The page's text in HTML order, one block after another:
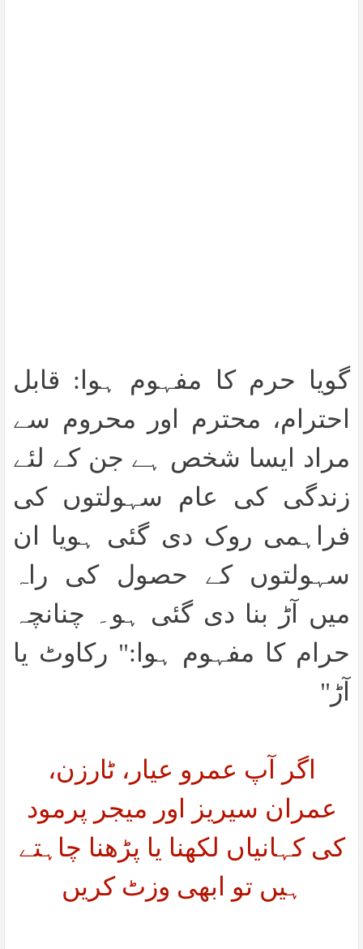
گویا حرم کا مفہوم ہوا: قابل
احترام، محترم اور محروم سے
مراد ایسا شخص ہے جن کے لئے
زندگی کی عام سہولتوں کی
فراہمی روک دی گئی ہویا ان
سہولتوں کے حصول کی راہ
میں آڑ بنا دی گئی ہو۔ چنانچہ
حرام کا مفہوم ہوا:" رکاوٹ یا
آڑ"
اگر آپ عمرو عیار، ٹارزن،
عمران سیریز اور میجر پرمود
کی کہانیاں لکھنا یا پڑھنا چاہتے
ہیں تو ابھی وزٹ کریں